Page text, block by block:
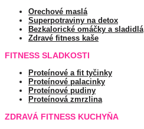
Orechové maslá
Superpotraviny na detox
Bezkalorické omáčky a sladidlá
Zdravé fitness kaše
FITNESS SLADKOSTI
Proteínové a fit tyčinky
Proteínové palacinky
Proteínové pudiny
Proteínová zmrzlina
ZDRAVÁ FITNESS KUCHYŇA